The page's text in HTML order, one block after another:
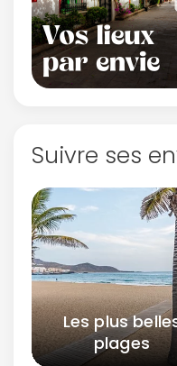
Suivre ses
Les plus
plages